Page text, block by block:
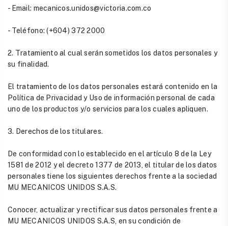
- Email: mecanicos.unidos@victoria.com.co
- Teléfono: (+604) 372 2000
2. Tratamiento al cual serán sometidos los datos personales y
su finalidad.
El tratamiento de los datos personales estará contenido en la
Política de Privacidad y Uso de información personal de cada
uno de los productos y/o servicios para los cuales apliquen.
3. Derechos de los titulares.
De conformidad con lo establecido en el artículo 8 de la Ley
1581 de 2012 y el decreto 1377 de 2013, el titular de los datos
personales tiene los siguientes derechos frente a la sociedad
MU MECANICOS UNIDOS S.A.S.
Conocer, actualizar y rectificar sus datos personales frente a
MU MECANICOS UNIDOS S.A.S, en su condición de